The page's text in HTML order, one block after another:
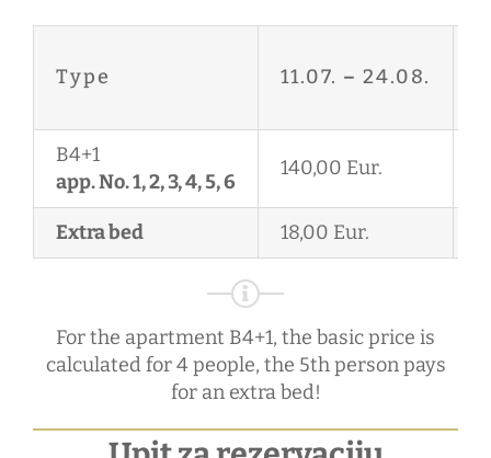
Type 11.07. – 24.08.
B4+1
app. No. 1, 2, 3, 4, 5, 6
140,00 Eur.
Extra bed 18,00 Eur.
For the apartment B4+1, the basic price is
calculated for 4 people, the 5th person pays
for an extra bed!